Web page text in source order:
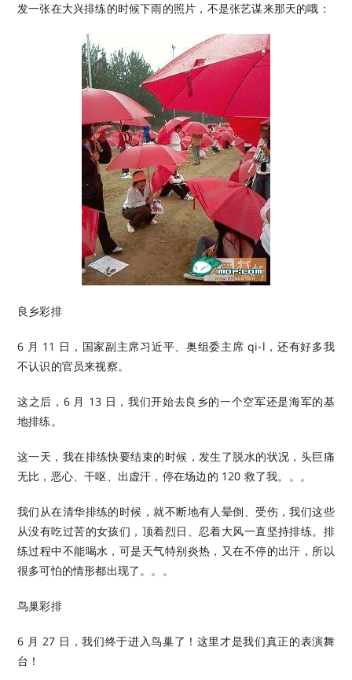
发一张在大兴排练的时候下雨的照片，不是张艺谋来那天的哦：
良乡彩排
6 月 11 日，国家副主席习近平、奥组委主席 qi-l，还有好多我
不认识的官员来视察。
这之后，6 月 13 日，我们开始去良乡的一个空军还是海军的基
地排练。
这一天，我在排练快要结束的时候，发生了脱水的状况，头巨痛
无比，恶心、干呕、出虚汗，停在场边的 120 救了我。。。
我们从在清华排练的时候，就不断地有人晕倒、受伤，我们这些
从没有吃过苦的女孩们，顶着烈日、忍着大风一直坚持排练。排
练过程中不能喝水，可是天气特别炎热，又在不停的出汗，所以
很多可怕的情形都出现了。。。
鸟巢彩排
6 月 27 日，我们终于进入鸟巢了！这里才是我们真正的表演舞
台！